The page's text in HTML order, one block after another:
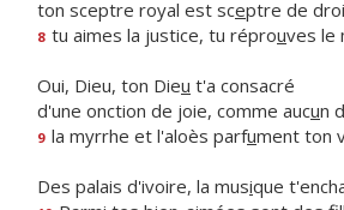
ton sceptre royal est sceptre de
8 tu aimes la justice, tu réprouves le
Oui, Dieu, ton Dieu t'a consacré
d'une onction de joie, comme aucun
9 la myrrhe et l'aloès parfument ton
Des palais d'ivoire, la musique